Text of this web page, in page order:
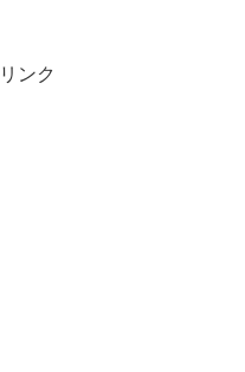
ンク